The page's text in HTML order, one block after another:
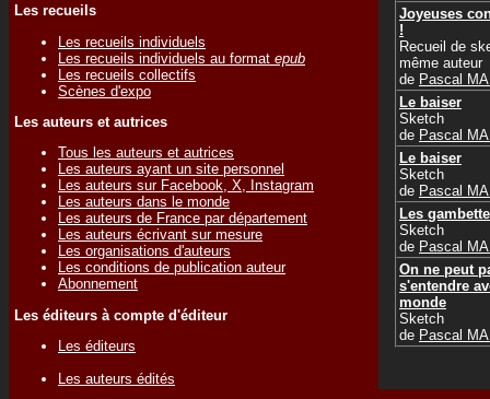
Les recueils
Les recueils individuels
Les recueils individuels au format epub
Les recueils collectifs
Scènes d'expo
Les auteurs et autrices
Tous les auteurs et autrices
Les auteurs ayant un site personnel
Les auteurs sur Facebook, X, Instagram
Les auteurs dans le monde
Les auteurs de France par département
Les auteurs écrivant sur mesure
Les organisations d'auteurs
Les conditions de publication auteur
Abonnement
Les éditeurs à compte d'éditeur
Les éditeurs
Les auteurs édités
Joyeuses
!
Recueil de
même auteur
de Pascal
Le baiser
Sketch
de Pascal
Le baiser
Sketch
de Pascal
Les
Sketch
de Pascal
On ne peut
s'entendre
monde
Sketch
de Pascal